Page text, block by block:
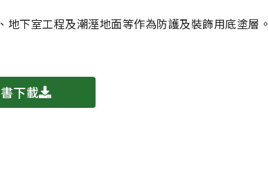
下室工程及潮溼地面等作為防護及裝飾用底塗層。
下載